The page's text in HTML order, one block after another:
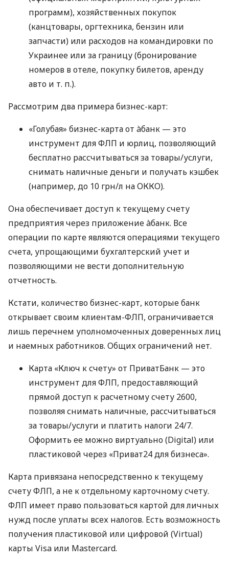
программ), хозяйственных покупок
(канцтовары, оргтехника, бензин или
запчасти) или расходов на командировки по
Украинее или за границу (бронирование
номеров в отеле, покупку билетов, аренду
авто и т. п.).
Рассмотрим два примера бизнес-карт:
«Голубая» бизнес-карта от àбанк — это
инструмент для ФЛП и юрлиц, позволяющий
бесплатно рассчитываться за товары/услуги,
снимать наличные деньги и получать кэшбек
(например, до 10 грн/л на ОККО).
Она обеспечивает доступ к текущему счету
предприятия через приложение àбанк. Все
операции по карте являются операциями текущего
счета, упрощающими бухгалтерский учет и
позволяющими не вести дополнительную
отчетность.
Кстати, количество бизнес-карт, которые банк
открывает своим клиентам-ФЛП, ограничивается
лишь перечнем уполномоченных доверенных лиц
и наемных работников. Общих ограничений нет.
Карта «Ключ к счету» от ПриватБанк — это
инструмент для ФЛП, предоставляющий
прямой доступ к расчетному счету 2600,
позволяя снимать наличные, рассчитываться
за товары/услуги и платить налоги 24/7.
Оформить ее можно виртуально (Digital) или
пластиковой через «Приват24 для бизнеса».
Карта привязана непосредственно к текущему
счету ФЛП, а не к отдельному карточному счету.
ФЛП имеет право пользоваться картой для личных
нужд после уплаты всех налогов. Есть возможность
получения пластиковой или цифровой (Virtual)
карты Visa или Mastercard.